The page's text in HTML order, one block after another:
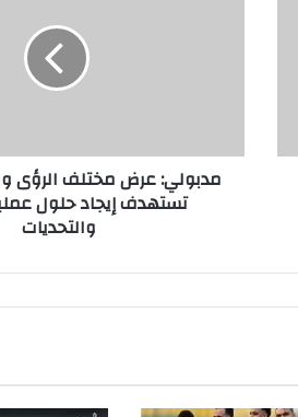
مدبولي: عرض مختلف الرؤى
تستهدف إيجاد حلول
والتحديات